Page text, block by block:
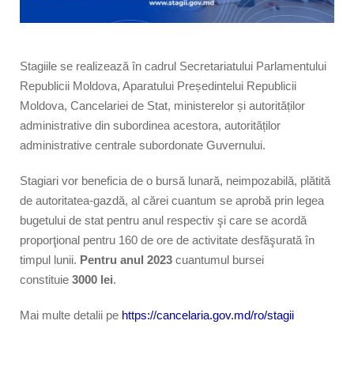
Stagiile se realizează în cadrul Secretariatului Parlamentului
Republicii Moldova, Aparatului Președintelui Republicii
Moldova, Cancelariei de Stat, ministerelor și autorităților
administrative din subordinea acestora, autorităților
administrative centrale subordonate Guvernului.
Stagiari vor beneficia de o bursă lunară, neimpozabilă, plătită
de autoritatea-gazdă, al cărei cuantum se aprobă prin legea
bugetului de stat pentru anul respectiv şi care se acordă
proporţional pentru 160 de ore de activitate desfăşurată în
timpul lunii. Pentru anul 2023 cuantumul bursei
constituie 3000 lei.
Mai multe detalii pe https://cancelaria.gov.md/ro/stagii